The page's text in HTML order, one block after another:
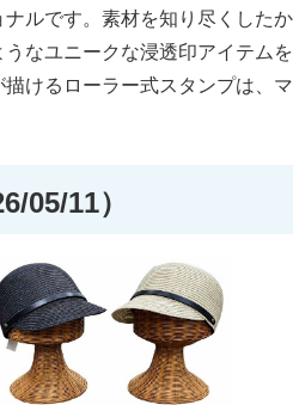
ルです。素材を知り尽くした
なユニークな浸透印アイテム
けるローラー式スタンプは、
05/11）